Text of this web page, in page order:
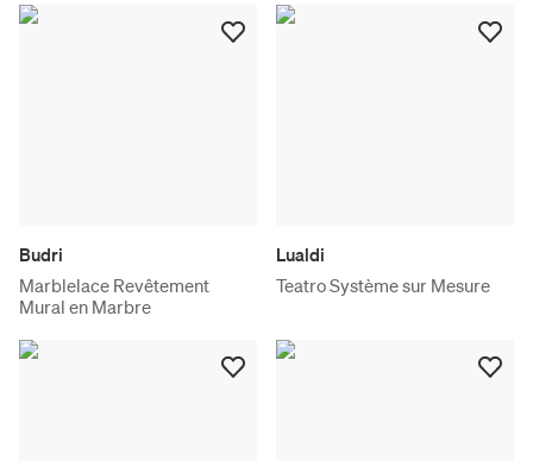
Budri
Marblelace Revêtement
Mural en Marbre
Lualdi
Teatro Système sur Mesure